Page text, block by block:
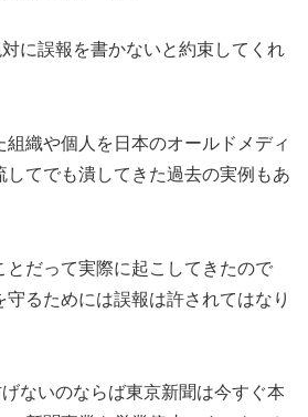
対に誤報を書かないと約束してくれ
組織や個人を日本のオールドメディ
してでも潰してきた過去の実例もあ
とだって実際に起こしてきたので
るためには誤報は許されてはなり
ないのならば東京新聞は今すぐ本